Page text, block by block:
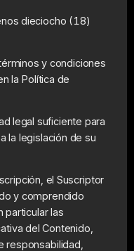
dieciocho (18)
y condiciones
la Política de
legal suficiente para
la legislación de su
el Suscriptor
y comprendido
particular las
del Contenido,
responsabilidad,